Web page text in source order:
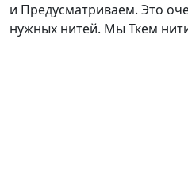
и Предусматриваем. Это
нужных нитей. Мы Ткем